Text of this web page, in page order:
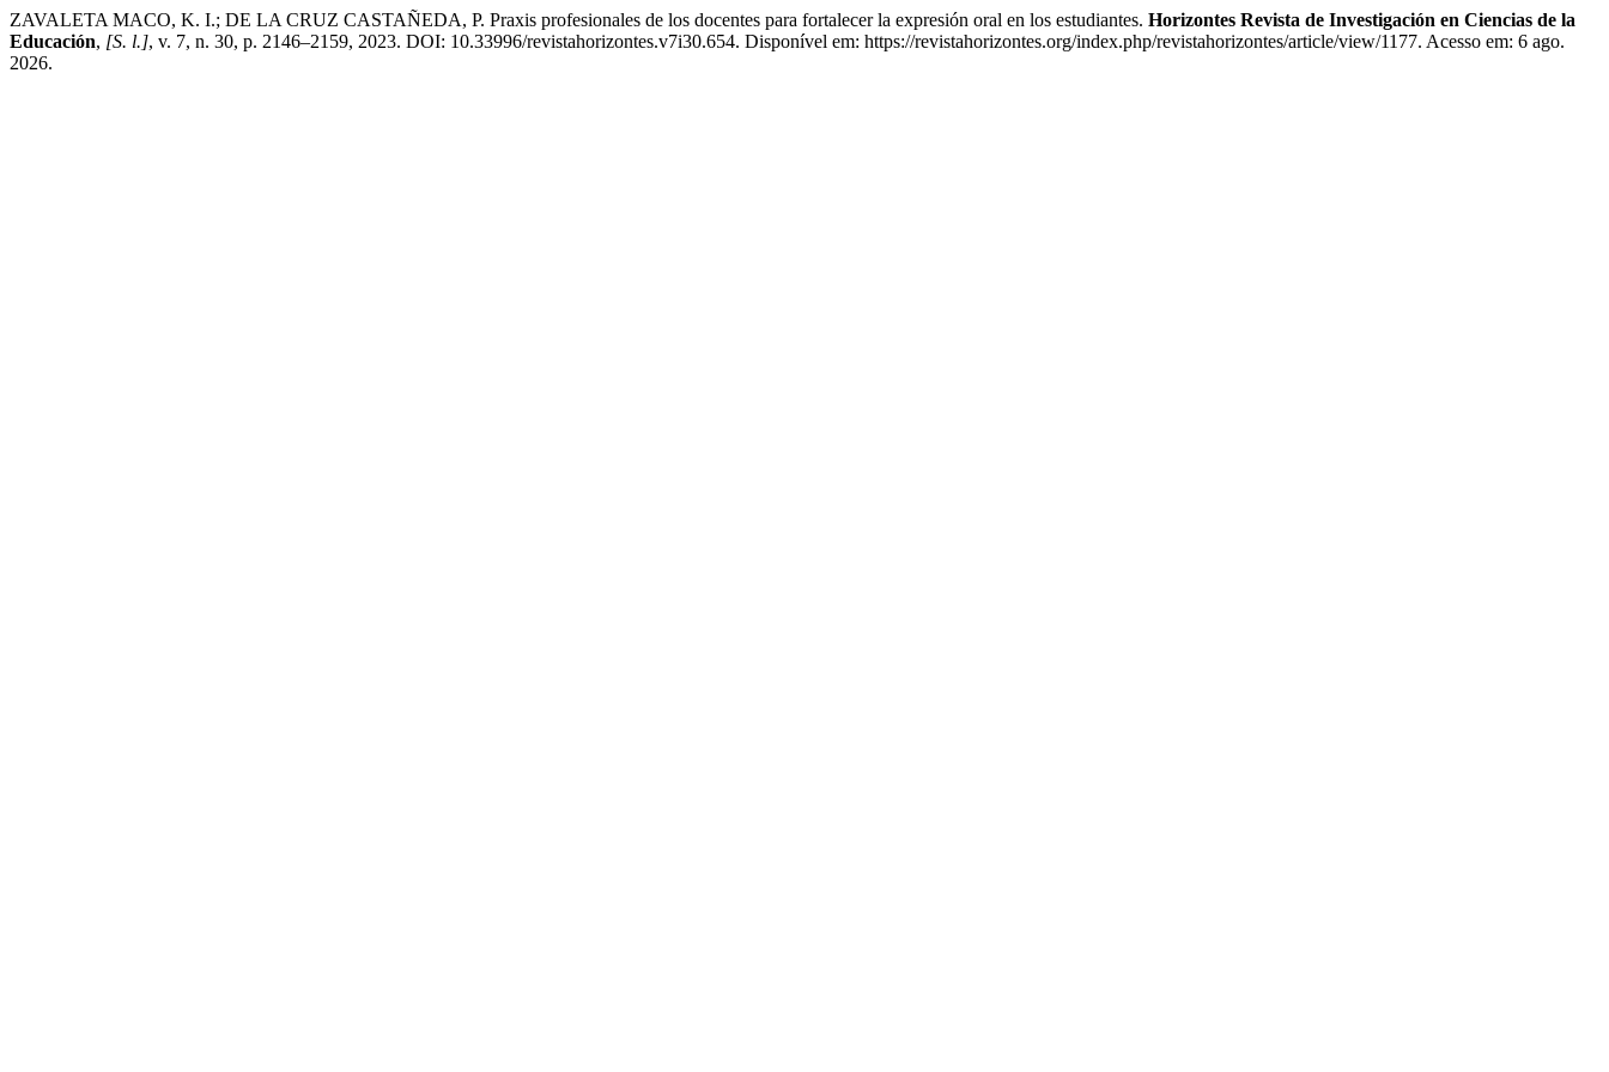
ZAVALETA MACO, K. I.; DE LA CRUZ CASTAÑEDA, P. Praxis profesionales de los docentes para fortalecer la expresión oral en los estudiantes. Horizontes Revista de Investigación en Ciencias de la
Educación, [S. l.], v. 7, n. 30, p. 2146–2159, 2023. DOI: 10.33996/revistahorizontes.v7i30.654. Disponível em: https://revistahorizontes.org/index.php/revistahorizontes/article/view/1177. Acesso em: 6 ago.
2026.